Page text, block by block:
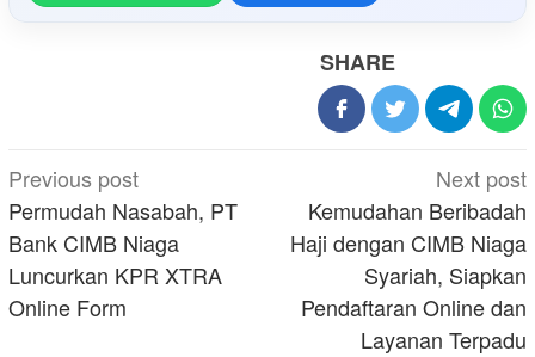
SHARE
Post
navigation
Previous post
Permudah Nasabah, PT
Bank CIMB Niaga
Luncurkan KPR XTRA
Online Form
Next post
Kemudahan Beribadah
Haji dengan CIMB Niaga
Syariah, Siapkan
Pendaftaran Online dan
Layanan Terpadu